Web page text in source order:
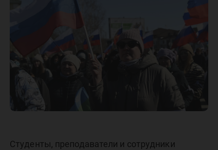
военной
Украине
Студенты, преподаватели и сотрудники